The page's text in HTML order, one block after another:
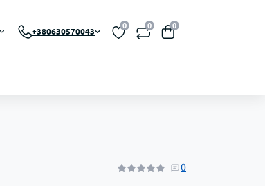
+380630570043
0 0 0
0